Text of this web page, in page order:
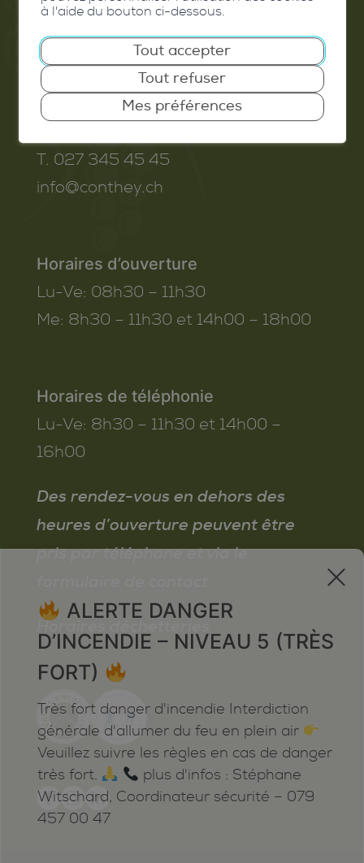
Commune de Conthey
Route de Savoie 54
T. 027 345 45 45
info@conthey.ch
Horaires d’ouverture
Lu-Ve: 08h30 – 11h30
Me: 8h30 – 11h30 et 14h00 – 18h00
Horaires de téléphonie
Lu-Ve: 8h30 – 11h30 et 14h00 –
16h00
Des rendez-vous en dehors des
heures d’ouverture peuvent être
pris par téléphone et via le
Horaires déchetteries
x
ALERTE DANGER
D’INCENDIE – NIVEAU 5 (TRÈS
FORT)
Très fort danger d'incendie Interdiction
générale d'allumer du feu en plein air
Veuillez suivre les règles en cas de danger
très fort.
plus d'infos : Stéphane
Witschard, Coordinateur sécurité – 079
457 00 47
à l'aide du bouton ci-dessous.
Tout accepter
Tout refuser
Mes préférences